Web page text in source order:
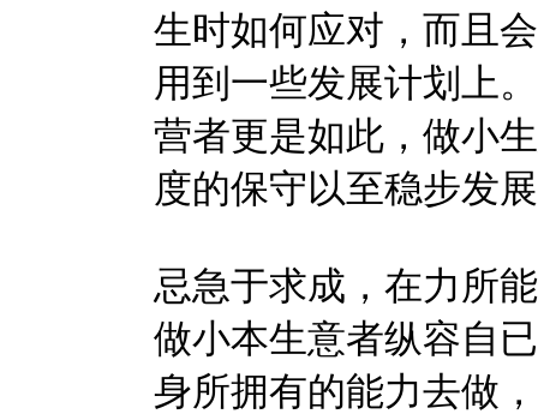
生时如何应对，而且
用到一些发展计划上
营者更是如此，做小
度的保守以至稳步发
忌急于求成，在力所
做小本生意者纵容自
身所拥有的能力去做